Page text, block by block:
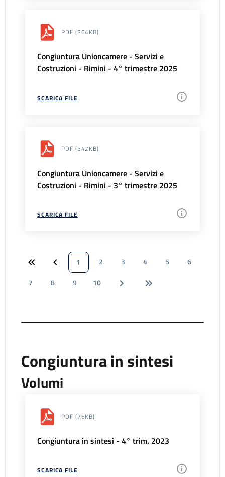
PDF (364KB)
Congiuntura Unioncamere - Servizi e
Costruzioni - Rimini - 4° trimestre 2025
SCARICA FILE
PDF (342KB)
Congiuntura Unioncamere - Servizi e
Costruzioni - Rimini - 3° trimestre 2025
SCARICA FILE
1 2 3 4 5
6
7
8 9 10
Congiuntura in sintesi
Volumi
PDF (76KB)
Congiuntura in sintesi - 4° trim. 2023
SCARICA FILE